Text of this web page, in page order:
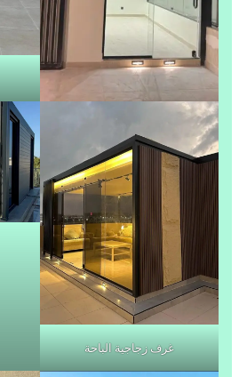
غرف زجاجية الباحة